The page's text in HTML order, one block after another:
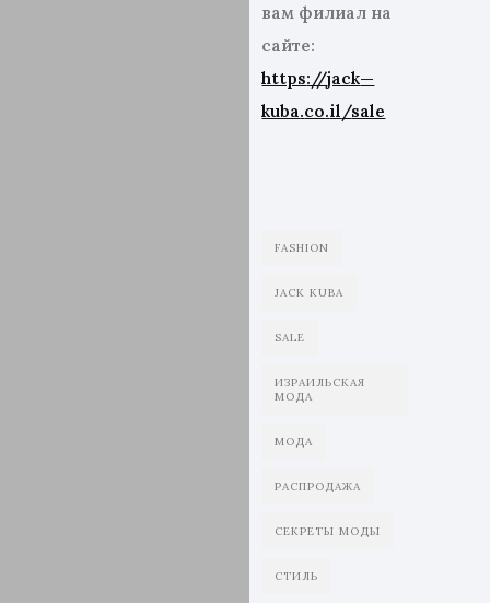
вам филиал на
сайте:
https://jack—
kuba.co.il/sale
FASHION
JACK KUBA
SALE
ИЗРАИЛЬСКАЯ
МОДА
МОДА
РАСПРОДАЖА
СЕКРЕТЫ МОДЫ
СТИЛЬ